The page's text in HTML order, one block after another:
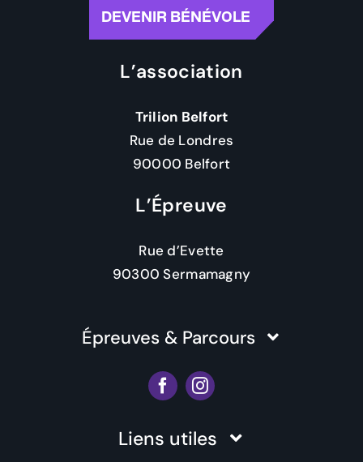
DEVENIR BÉNÉVOLE
L’association
Trilion Belfort
Rue de Londres
90000 Belfort
L’Épreuve
Rue d’Evette
90300 Sermamagny
Épreuves & Parcours
Liens utiles